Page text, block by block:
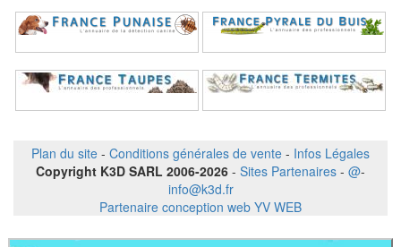
Plan du site - Conditions générales de vente - Infos Légales
Copyright K3D SARL 2006-2026 - Sites Partenaires - @-
info@k3d.fr
Partenaire conception web YV WEB